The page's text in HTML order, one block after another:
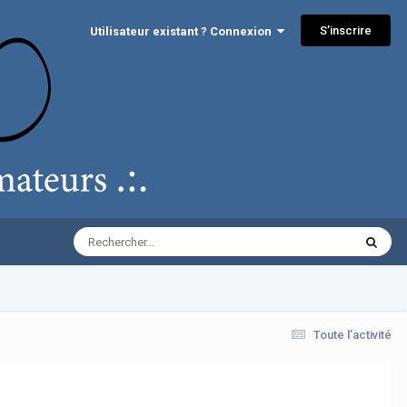
Utilisateur existant ? Connexion S’inscrire
Toute l’activité